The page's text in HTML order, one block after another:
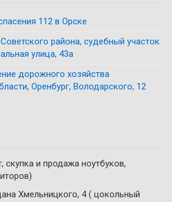
112 в Орске
района, судебный участок
улица, 43а
дорожного хозяйства
Оренбург, Володарского, 12
скупка и продажа ноутбуков,
Хмельницкого, 4 ( цокольный